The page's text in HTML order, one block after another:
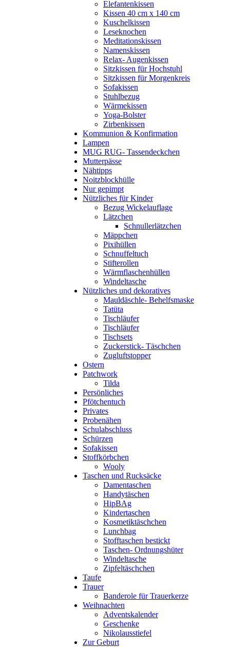
Elefantenkissen
Kissen 40 cm x 140 cm
Kuschelkissen
Leseknochen
Meditationskissen
Namenskissen
Relax- Augenkissen
Sitzkissen für Hochstuhl
Sitzkissen für Morgenkreis
Sofakissen
Stuhlbezug
Wärmekissen
Yoga-Bolster
Zirbenkissen
Kommunion & Konfirmation
Lampen
MUG RUG- Tassendeckchen
Mutterpässe
Nähtipps
Noitzblockhülle
Nur gepimpt
Nützliches für Kinder
Bezug Wickelauflage
Lätzchen
Schnullerlätzchen
Mäppchen
Pixihüllen
Schnuffeltuch
Stifterollen
Wärmflaschenhüllen
Windeltasche
Nützliches und dekoratives
Mauldäschle- Behelfsmaske
Tatüta
Tischläufer
Tischläufer
Tischsets
Zuckerstick- Täschchen
Zugluftstopper
Ostern
Patchwork
Tilda
Persönliches
Pfötchentuch
Privates
Probenähen
Schulabschluss
Schürzen
Sofakissen
Stoffkörbchen
Wooly
Taschen und Rucksäcke
Damentaschen
Handytäschen
HipBAg
Kindertaschen
Kosmetiktäschchen
Lunchbag
Stofftaschen bestickt
Taschen- Ordnungshüter
Windeltasche
Zipfeltäschchen
Taufe
Trauer
Banderole für Trauerkerze
Weihnachten
Adventskalender
Geschenke
Nikolausstiefel
Zur Geburt